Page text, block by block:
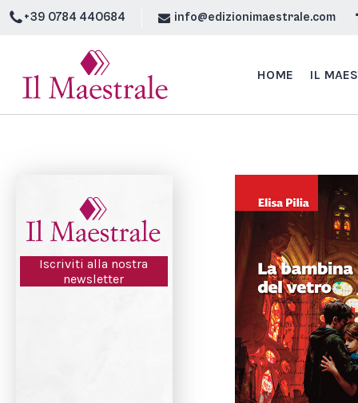
+39 0784 440684 info@edizionimaestrale.com
HOME IL
Iscriviti alla nostra
newsletter